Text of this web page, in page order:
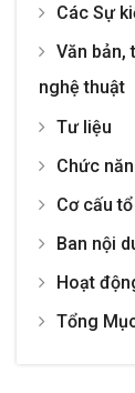
Các Sự
Văn bản,
nghệ thuật
Tư liệu
Chức
Cơ cấu
Ban nội
Hoạt
Tổng